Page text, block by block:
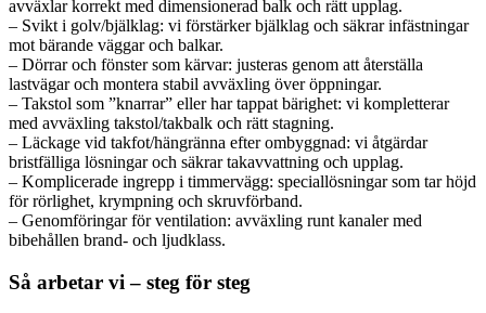
avväxlar korrekt med dimensionerad balk och rätt upplag.
– Svikt i golv/bjälklag: vi förstärker bjälklag och säkrar infästningar
mot bärande väggar och balkar.
– Dörrar och fönster som kärvar: justeras genom att återställa
lastvägar och montera stabil avväxling över öppningar.
– Takstol som ”knarrar” eller har tappat bärighet: vi kompletterar
med avväxling takstol/takbalk och rätt stagning.
– Läckage vid takfot/hängränna efter ombyggnad: vi åtgärdar
bristfälliga lösningar och säkrar takavvattning och upplag.
– Komplicerade ingrepp i timmervägg: speciallösningar som tar höjd
för rörlighet, krympning och skruvförband.
– Genomföringar för ventilation: avväxling runt kanaler med
bibehållen brand- och ljudklass.
Så arbetar vi – steg för steg